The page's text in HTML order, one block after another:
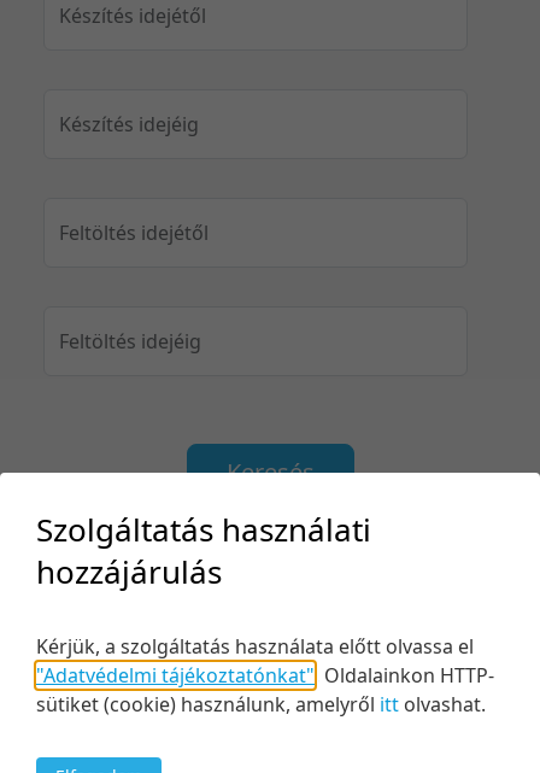
Készítés idejétől
Készítés idejéig
Feltöltés idejétől
Feltöltés idejéig
Keresés
Relevancia szerint
Kezdés/felvétel dátuma szerint
5 tétel/oldal
10 tétel/oldal
Szolgáltatás használati
hozzájárulás
Kérjük, a szolgáltatás használata előtt olvassa el
"Adatvédelmi tájékoztatónkat" Oldalainkon HTTP-
sütiket (cookie) használunk, amelyről itt olvashat.